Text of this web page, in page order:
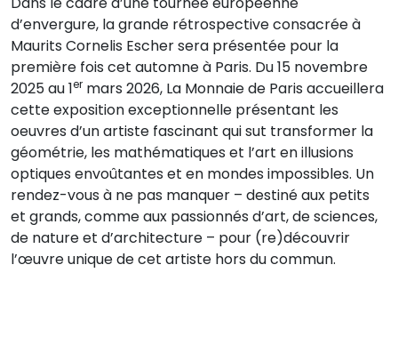
d’envergure, la grande rétrospective consacrée à
Maurits Cornelis Escher sera présentée pour la
première fois cet automne à Paris. Du 15 novembre
2025 au 1er mars 2026, La Monnaie de Paris accueillera
cette exposition exceptionnelle présentant les
oeuvres d’un artiste fascinant qui sut transformer la
géométrie, les mathématiques et l’art en illusions
optiques envoûtantes et en mondes impossibles. Un
rendez-vous à ne pas manquer – destiné aux petits
et grands, comme aux passionnés d’art, de sciences,
de nature et d’architecture – pour (re)découvrir
l’œuvre unique de cet artiste hors du commun.